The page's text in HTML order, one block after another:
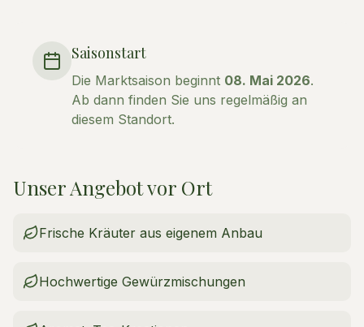
Saisonstart
Die Marktsaison beginnt 08. Mai 2026.
Ab dann finden Sie uns regelmäßig an
diesem Standort.
Unser Angebot vor Ort
Frische Kräuter aus eigenem Anbau
Hochwertige Gewürzmischungen